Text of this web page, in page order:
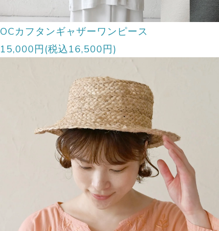
OCカフタンギャザーワンピース
15,000円(税込16,500円)